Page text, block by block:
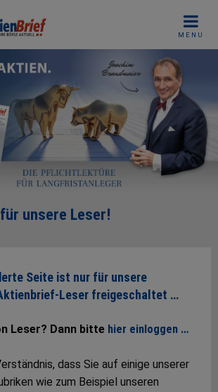
MENU
unsere Leser!
Seite ist nur für unsere
Leser freigeschaltet …
Leser? Dann bitte hier einloggen …
dass Sie auf einige unserer
wie zum Beispiel unseren